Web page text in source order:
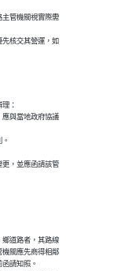
主管機關視實際需
先核交其營運，如
：
應與當地政府協議
更，並應函請該管
鄉道路者，其路線
機關應先商得相鄰
請知照。